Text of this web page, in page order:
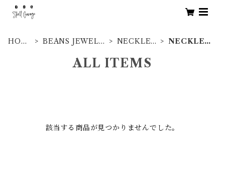
HOM
BEANS JEWELR
NECKLES
NECKLES
ALL ITEMS
該当する商品が見つかりませんでした。